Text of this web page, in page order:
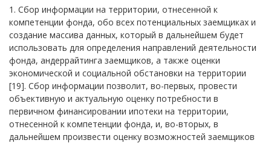
1. Сбор информации на территории, отнесенной к
компетенции фонда, обо всех потенциальных заемщиках и
создание массива данных, который в дальнейшем будет
использовать для определения направлений деятельности
фонда, андеррайтинга заемщиков, а также оценки
экономической и социальной обстановки на территории
[19]. Сбор информации позволит, во-первых, провести
объективную и актуальную оценку потребности в
первичном финансировании ипотеки на территории,
отнесенной к компетенции фонда, и, во-вторых, в
дальнейшем произвести оценку возможностей заемщиков